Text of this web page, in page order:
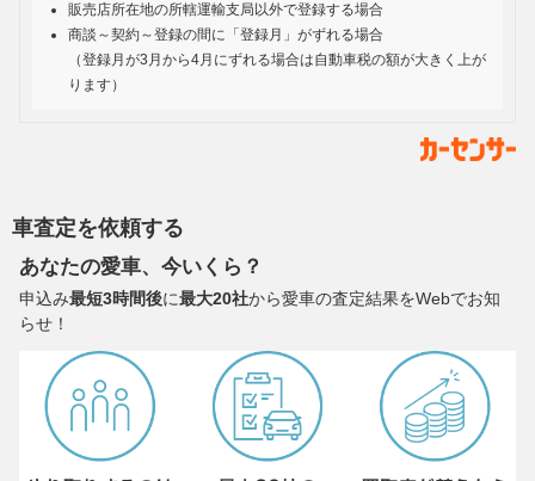
販売店所在地の所轄運輸支局以外で登録する場合
商談～契約～登録の間に「登録月」がずれる場合
（登録月が3月から4月にずれる場合は自動車税の額が大きく上が
ります）
車査定を依頼する
あなたの愛車、今いくら？
申込み最短3時間後に最大20社から愛車の査定結果をWebでお知
らせ！